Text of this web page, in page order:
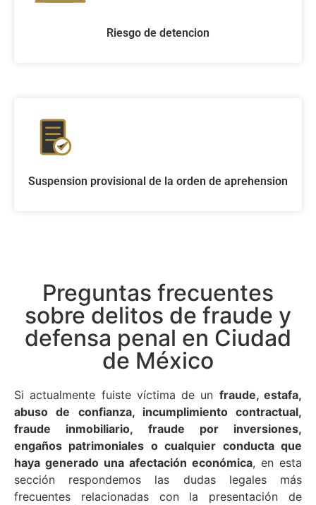
Riesgo de detencion
Suspension provisional de la orden de aprehension
Preguntas frecuentes
sobre delitos de fraude y
defensa penal en Ciudad
de México
Si actualmente fuiste víctima de un fraude, estafa,
abuso de confianza, incumplimiento contractual,
fraude inmobiliario, fraude por inversiones,
engaños patrimoniales o cualquier conducta que
haya generado una afectación económica, en esta
sección respondemos las dudas legales más
frecuentes relacionadas con la presentación de